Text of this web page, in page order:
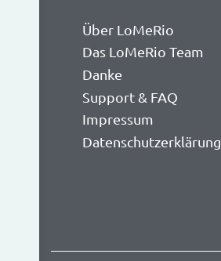
Über LoMeRio
Das LoMeRio Team
Danke
Support & FAQ
Impressum
Datenschutzerklärung